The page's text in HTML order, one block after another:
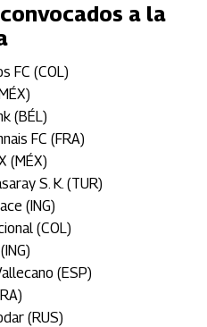
a la
FC (COL)
(BÉL)
FC (FRA)
(MÉX)
S. K. (TUR)
(ING)
(COL)
(ESP)
(RUS)